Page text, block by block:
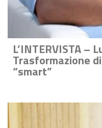
L’INTERVISTA –
Trasformazione
“smart”